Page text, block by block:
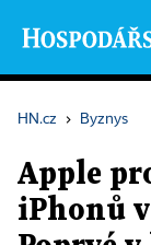
HN.cz › Byznys
Apple
iPhonů v